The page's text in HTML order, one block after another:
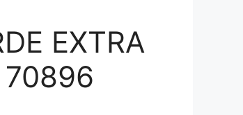
EXTRA
70896